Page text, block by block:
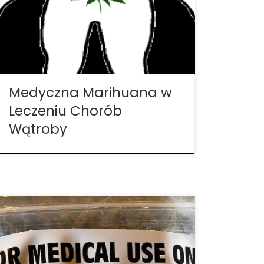
badań naukowych nad konopiami
indyjskimi, rośnie też liczba badań nad
układem endokannabinoidowym.
Przeprowadzono badania na temat tego,
czym jest układ endokannabinoidowy, a
Medyczna Marihuana w
Leczeniu Chorób
Wątroby
Prawie 150 milionów ludzi na całym świecie
cierpi z powodu zapalenia wątroby typu C.
Jest to wirus, który może prowadzić do
uszkodzenia wątroby. Choć nasilenie